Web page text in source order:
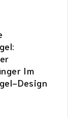
Im
Design